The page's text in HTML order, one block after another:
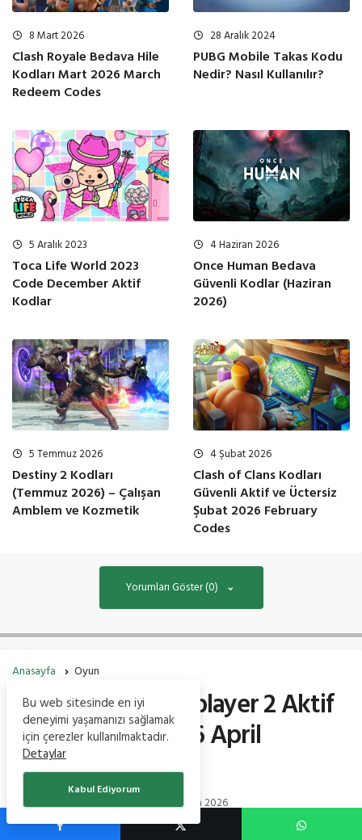
8 Mart 2026
Clash Royale Bedava Hile
Kodları Mart 2026 March
Redeem Codes
28 Aralık 2024
PUBG Mobile Takas Kodu
Nedir? Nasıl Kullanılır?
5 Aralık 2023
Toca Life World 2023
Code December Aktif
Kodlar
4 Haziran 2026
Once Human Bedava
Güvenli Kodlar (Haziran
2026)
5 Temmuz 2026
Destiny 2 Kodları
(Temmuz 2026) – Çalışan
Amblem ve Kozmetik
4 Şubat 2026
Clash of Clans Kodları
Güvenli Aktif ve Üctersiz
Şubat 2026 February
Codes
Yorumları Göster (0)
Anasayfa Oyun
Car Parking Multiplayer 2 Aktif
Kodları Nisan 2026 April
Redeem Codes
Teknoİstantarafından 23 Nisan 2026
Bu web sitesinde en iyi
deneyimi yaşamanızı sağlamak
için çerezler kullanılmaktadır.
Detaylar
Kabul Ediyorum